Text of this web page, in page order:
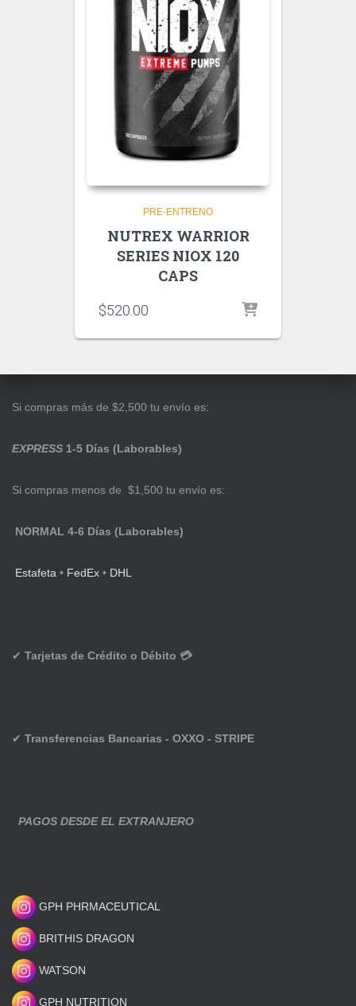
PRE-ENTRENO
NUTREX WARRIOR
SERIES NIOX 120
CAPS
$520.00
Si compras más de $2,500 tu envío es:
EXPRESS 1-5 Días (Laborables)
Si compras menos de $1,500 tu envío es:
NORMAL 4-6 Días (Laborables)
Estafeta • FedEx • DHL
✔ Tarjetas de Crédito o Débito 💳
✔ Transferencias Bancarias - OXXO - STRIPE
PAGOS DESDE EL EXTRANJERO
GPH PHRMACEUTICAL
BRITHIS DRAGON
WATSON
GPH NUTRITION